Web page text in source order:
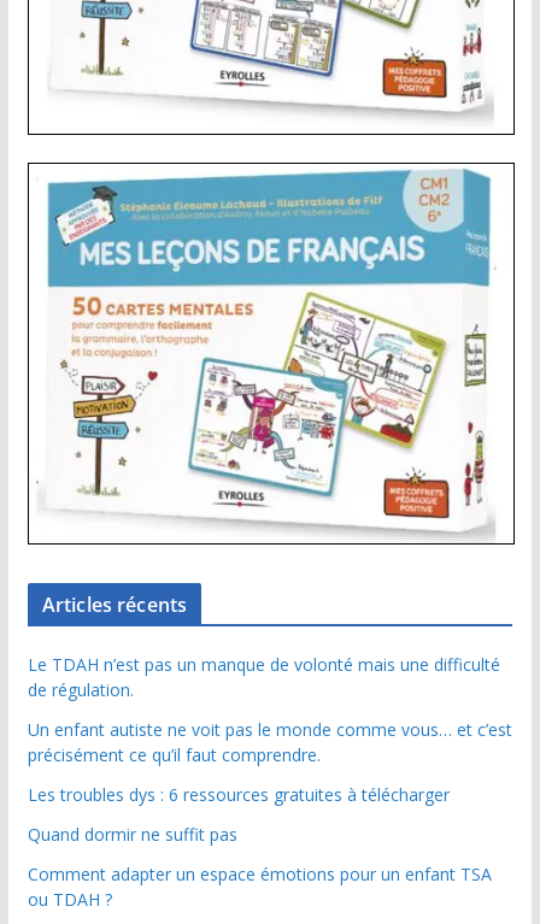
Articles récents
Le TDAH n’est pas un manque de volonté mais une difficulté
de régulation.
Un enfant autiste ne voit pas le monde comme vous… et c’est
précisément ce qu’il faut comprendre.
Les troubles dys : 6 ressources gratuites à télécharger
Quand dormir ne suffit pas
Comment adapter un espace émotions pour un enfant TSA
ou TDAH ?